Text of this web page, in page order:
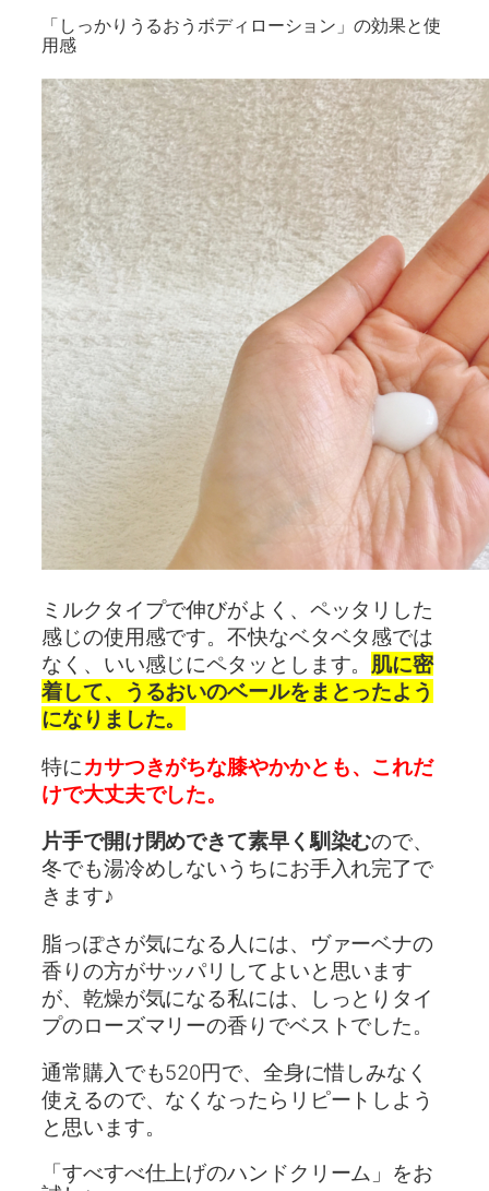
「しっかりうるおうボディローション」の効果と使
用感
ミルクタイプで伸びがよく、ペッタリした
感じの使用感です。不快なベタベタ感では
なく、いい感じにペタッとします。 肌に密
着して、うるおいのベールをまとったよう
になりました。
特にカサつきがちな膝やかかとも、これだ
けで大丈夫でした。
片手で開け閉めできて素早く馴染むので、
冬でも湯冷めしないうちにお手入れ完了で
きます♪
脂っぽさが気になる人には、ヴァーベナの
香りの方がサッパリしてよいと思います
が、乾燥が気になる私には、しっとりタイ
プのローズマリーの香りでベストでした。
通常購入でも520円で、全身に惜しみなく
使えるので、なくなったらリピートしよう
と思います。
「すべすべ仕上げのハンドクリーム」をお